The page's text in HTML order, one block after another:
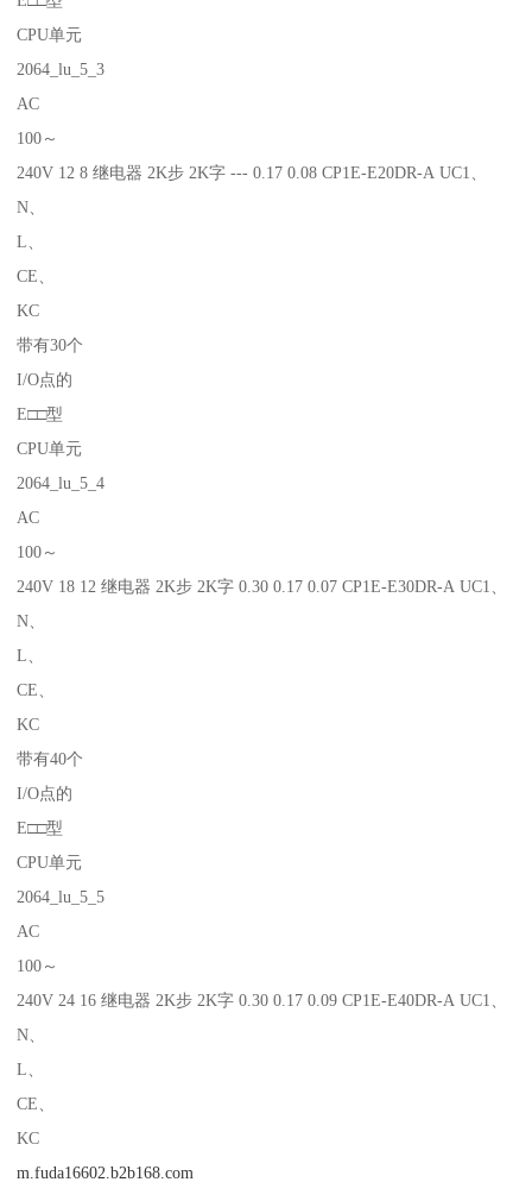
CPU单元
2064_lu_5_3
AC
100～
240V 12 8 继电器 2K步 2K字 --- 0.17 0.08 CP1E-E20DR-A UC1、
N、
L、
CE、
KC
带有30个
I/O点的
E□□型
CPU单元
2064_lu_5_4
AC
100～
240V 18 12 继电器 2K步 2K字 0.30 0.17 0.07 CP1E-E30DR-A UC1、
N、
L、
CE、
KC
带有40个
I/O点的
E□□型
CPU单元
2064_lu_5_5
AC
100～
240V 24 16 继电器 2K步 2K字 0.30 0.17 0.09 CP1E-E40DR-A UC1、
N、
L、
CE、
KC
m.fuda16602.b2b168.com